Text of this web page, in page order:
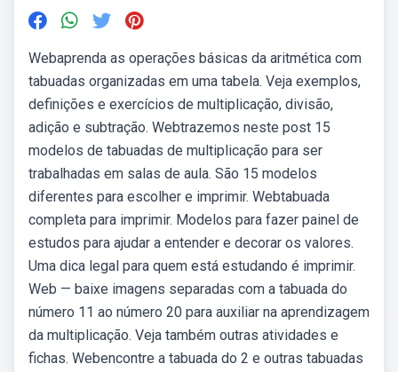
Webaprenda as operações básicas da aritmética com
tabuadas organizadas em uma tabela. Veja exemplos,
definições e exercícios de multiplicação, divisão,
adição e subtração. Webtrazemos neste post 15
modelos de tabuadas de multiplicação para ser
trabalhadas em salas de aula. São 15 modelos
diferentes para escolher e imprimir. Webtabuada
completa para imprimir. Modelos para fazer painel de
estudos para ajudar a entender e decorar os valores.
Uma dica legal para quem está estudando é imprimir.
Web — baixe imagens separadas com a tabuada do
número 11 ao número 20 para auxiliar na aprendizagem
da multiplicação. Veja também outras atividades e
fichas. Webencontre a tabuada do 2 e outras tabuadas